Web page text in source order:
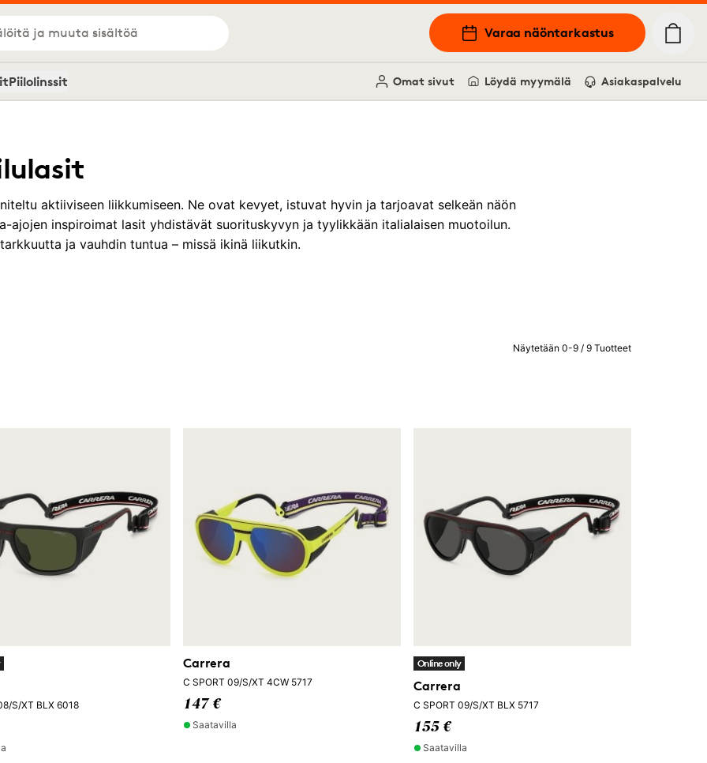
ja muuta sisältöä Varaa näöntarkastus
Piilolinssit Omat sivut Löydä myymälä Asiakaspalvelu
aktiiviseen liikkumiseen. Ne ovat kevyet, istuvat hyvin ja tarjoavat selkeän näön
ajojen inspiroimat lasit yhdistävät suorituskyvyn ja tyylikkään italialaisen muotoilun.
ja vauhdin tuntua – missä ikinä liikutkin.
Näytetään 0-9 / 9 Tuotteet
S/XT BLX 6018
Carrera
C SPORT 09/S/XT 4CW 5717
147 €
Saatavilla
Online only
Carrera
C SPORT 09/S/XT BLX 5717
155 €
Saatavilla